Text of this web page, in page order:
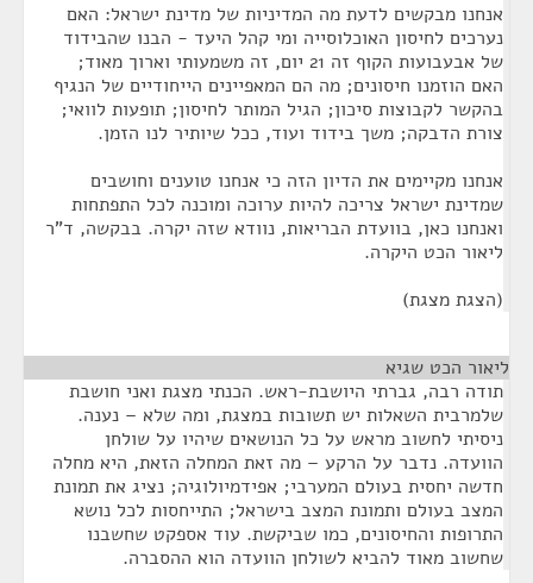
אנחנו מבקשים לדעת מה המדיניות של מדינת ישראל: האם
נערכים לחיסון האוכלוסייה ומי קהל היעד - הבנו שהבידוד
של אבעבועות הקוף זה 21 יום, זה משמעותי וארוך מאוד;
האם הוזמנו חיסונים; מה הם המאפיינים הייחודיים של הנגיף
בהקשר לקבוצות סיכון; הגיל המותר לחיסון; תופעות לוואי;
צורת הדבקה; משך בידוד ועוד, ככל שיותיר לנו הזמן.
אנחנו מקיימים את הדיון הזה כי אנחנו טוענים וחושבים
שמדינת ישראל צריכה להיות ערוכה ומוכנה לכל התפתחות
ואנחנו כאן, בוועדת הבריאות, נוודא שזה יקרה. בבקשה, ד"ר
ליאור הכט היקרה.
(הצגת מצגת)
ליאור הכט שגיא
תודה רבה, גברתי היושבת-ראש. הכנתי מצגת ואני חושבת
שלמרבית השאלות יש תשובות במצגת, ומה שלא – נענה.
ניסיתי לחשוב מראש על כל הנושאים שיהיו על שולחן
הוועדה. נדבר על הרקע – מה זאת המחלה הזאת, היא מחלה
חדשה יחסית בעולם המערבי; אפידמיולוגיה; נציג את תמונת
המצב בעולם ותמונת המצב בישראל; התייחסות לכל נושא
התרופות והחיסונים, כמו שביקשת. עוד אספקט שחשבנו
שחשוב מאוד להביא לשולחן הוועדה הוא ההסברה.